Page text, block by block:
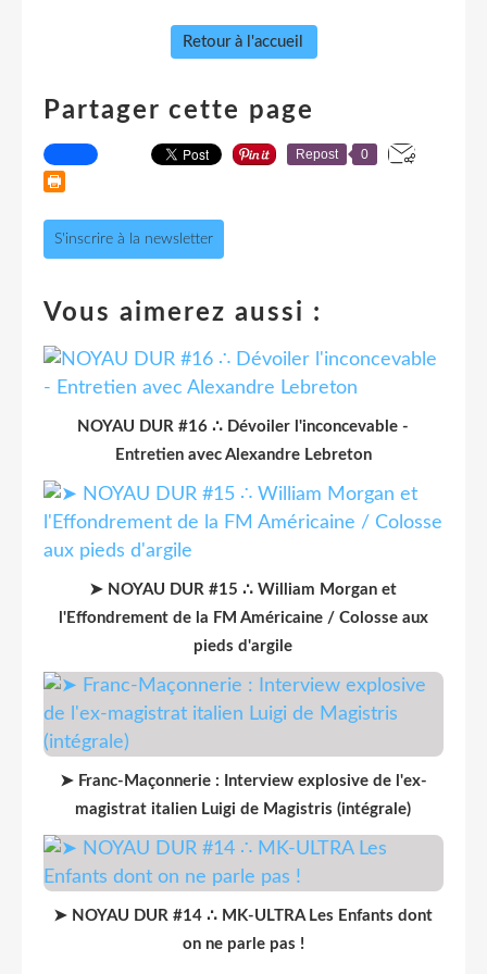
Retour à l'accueil
Partager cette page
Repost 0
S'inscrire à la newsletter
Vous aimerez aussi :
NOYAU DUR #16 ∴ Dévoiler l'inconcevable -
Entretien avec Alexandre Lebreton
➤ NOYAU DUR #15 ∴ William Morgan et
l'Effondrement de la FM Américaine / Colosse aux
pieds d'argile
➤ Franc-Maçonnerie : Interview explosive de l'ex-
magistrat italien Luigi de Magistris (intégrale)
➤ NOYAU DUR #14 ∴ MK-ULTRA Les Enfants dont
on ne parle pas !